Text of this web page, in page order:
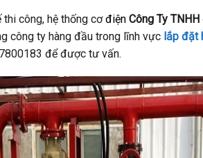
công, hệ thống cơđiện Công Ty
công ty hàng đầu trong lĩnh vực lắp đặt
để được tư vấn.